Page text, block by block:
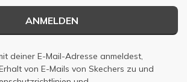
ANMELDEN
deiner E-Mail-Adresse anmeldest,
von E-Mails von Skechers zu und